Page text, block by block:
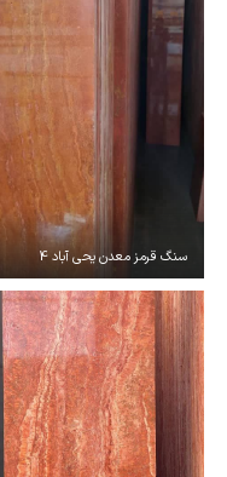
سنگ قرمز معدن یحی آباد 4